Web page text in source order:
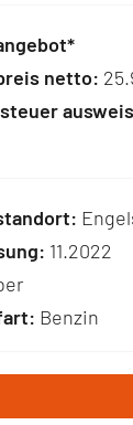
netto:
11.2022
Benzin